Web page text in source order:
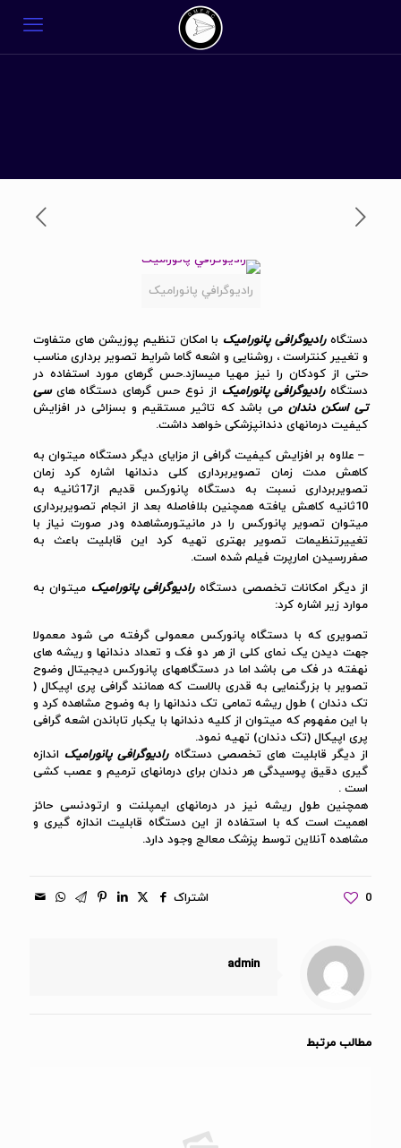
راديوگرافي پانورامیک
دستگاهرادیوگرافی پانورامیک با امکان تنظیم پوزیشن های متفاوت
و تغییر کنتراست ، روشنایی و اشعه گاما شرایط تصویر برداری مناسب
حتی از کودکان را نیز مهیا میسازد.حس گرهای مورد استفاده در
دستگاهرادیوگرافی پانورامیک از نوع حس گرهای دستگاه هایسی
تی اسکن دندان می باشد که تاثیر مستقیم و بسزائی در افزایش
کیفیت درمانهای دندانپزشکی خواهد داشت.
– علاوه بر افزایش کیفیت گرافی از مزایای دیگر دستگاه میتوان به
کاهش مدت زمان تصویربرداری کلی دندانها اشاره کرد زمان
تصویربرداری نسبت به دستگاه پانورکس قدیم از17ثانیه به
10ثانیه کاهش یافته همچنین بلافاصله بعد از انجام تصویربرداری
میتوان تصویر پانورکس را در مانیتورمشاهده ودر صورت نیاز با
تغییرتنظیمات تصویر بهتری تهیه کرد این قابلیت باعث به
صفررسیدن امارپرت فیلم شده است.
از دیگر امکانات تخصصی دستگاهرادیوگرافی پانورامیک میتوان به
موارد زیر اشاره کرد:
تصویری که با دستگاه پانورکس معمولی گرفته می شود معمولا
جهت دیدن یک نمای کلی از هر دو فک و تعداد دندانها و ریشه های
نهفته در فک می باشد اما در دستگاههای پانورکس دیجیتال وضوح
تصویر با بزرگنمایی به قدری بالاست که همانند گرافی پری اپیکال (
تک دندان ) طول ریشه تمامی تک دندانها را به وضوح مشاهده کرد و
با این مفهوم که میتوان از کلیه دندانها با یکبار تاباندن اشعه گرافی
پری اپیکال (تک دندان) تهیه نمود.
از دیگر قابلیت های تخصصی دستگاهرادیوگرافی پانورامیک اندازه
گیری دقیق پوسیدگی هر دندان برای درمانهای ترمیم و عصب کشی
است .
همچنین طول ریشه نیز در درمانهای ایمپلنت و ارتودنسی حائز
اهمیت است که با استفاده از این دستگاه قابلیت اندازه گیری و
مشاهده آنلاین توسط پزشک معالج وجود دارد.
اشتراک 0
admin
مطالب مرتبط